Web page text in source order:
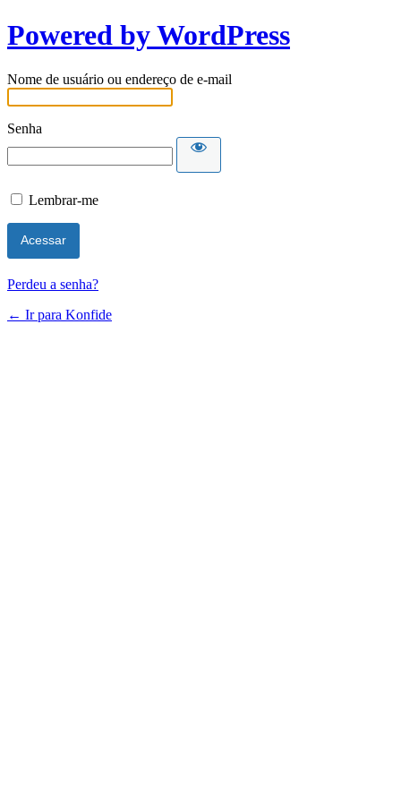
Powered by WordPress
Nome de usuário ou endereço de e-mail
Senha
Lembrar-me
Perdeu a senha?
← Ir para Konfide